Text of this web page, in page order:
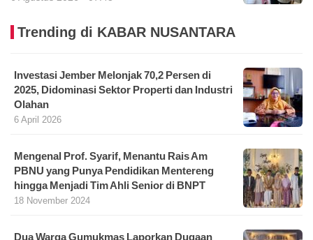
Trending di KABAR NUSANTARA
Investasi Jember Melonjak 70,2 Persen di
2025, Didominasi Sektor Properti dan Industri
Olahan
6 April 2026
Mengenal Prof. Syarif, Menantu Rais Am
PBNU yang Punya Pendidikan Mentereng
hingga Menjadi Tim Ahli Senior di BNPT
18 November 2024
Dua Warga Gumukmas Laporkan Dugaan